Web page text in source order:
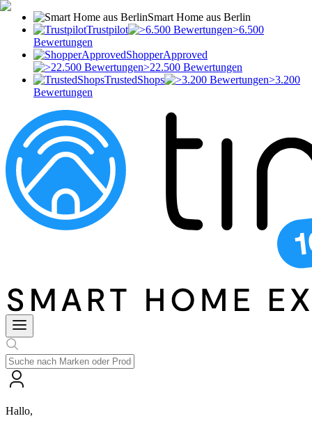
Smart Home aus Berlin
Trustpilot
>6.500
Bewertungen
ShopperApproved
>22.500 Bewertungen
TrustedShops
>3.200
Bewertungen
Hallo,